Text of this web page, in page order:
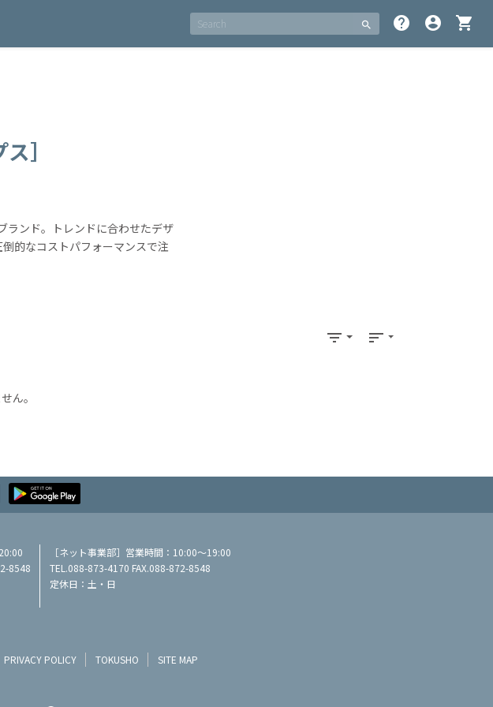
search help account_circle shopping_cart
］
ランド。トレンドに合わせたデザ
的なコストパフォーマンスで注
filter_list sort
ん。
8548
［ネット事業部］営業時間：10:00～19:00
TEL.088-873-4170 FAX.088-872-8548
定休日：土・日
PRIVACY POLICY TOKUSHO SITE MAP